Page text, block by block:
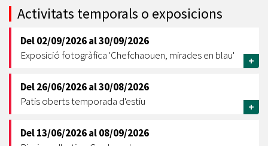
Activitats temporals o exposicions
Del02/09/2026al30/09/2026
Exposició fotogràfica 'Chefchaouen, mirades en blau'
+
Del26/06/2026al30/08/2026
Patis oberts temporada d'estiu
+
Del13/06/2026al08/09/2026